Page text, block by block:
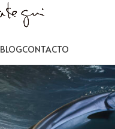
BLOGCONTACTO